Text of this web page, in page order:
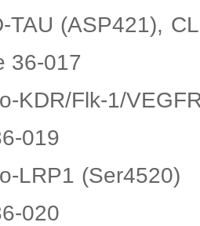
TAU (ASP421),
36-017
KDR/Flk-1/
019
LRP1
020